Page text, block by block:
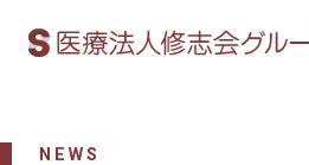
NEWS